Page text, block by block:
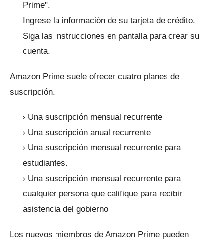
Prime".
Ingrese la información de su tarjeta de crédito.
Siga las instrucciones en pantalla para crear su
cuenta.
Amazon Prime suele ofrecer cuatro planes de
suscripción.
Una suscripción mensual recurrente
Una suscripción anual recurrente
Una suscripción mensual recurrente para
estudiantes.
Una suscripción mensual recurrente para
cualquier persona que califique para recibir
asistencia del gobierno
Los nuevos miembros de Amazon Prime pueden